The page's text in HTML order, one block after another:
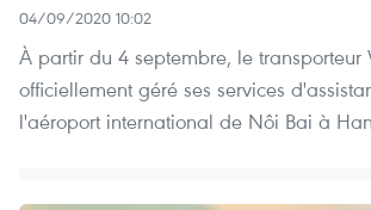
04/09/2020 10:02
À partir du 4 septembre, le transporteur
officiellement géré ses services
l'aéroport international de Nôi Bai à